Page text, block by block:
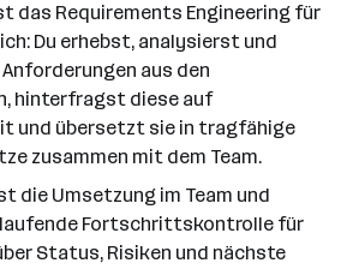
das Requirements Engineering für
Du erhebst, analysierst und
aus den
hinterfragst diese auf
und übersetzt sie in tragfähige
zusammen mit dem Team.
die Umsetzung im Team und
Fortschrittskontrolle für
Status, Risiken und nächste